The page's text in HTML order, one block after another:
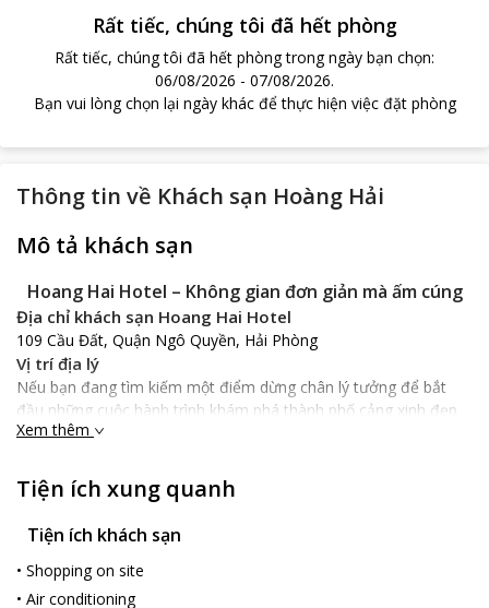
Rất tiếc, chúng tôi đã hết phòng
Rất tiếc, chúng tôi đã hết phòng trong ngày bạn chọn:
06/08/2026 - 07/08/2026.
Bạn vui lòng chọn lại ngày khác để thực hiện việc đặt phòng
Thông tin về Khách sạn Hoàng Hải
Mô tả khách sạn
Hoang Hai Hotel – Không gian đơn giản mà ấm cúng
Địa chỉ khách sạn Hoang Hai Hotel
109 Cầu Đất, Quận Ngô Quyền, Hải Phòng
Vị trí địa lý
Nếu bạn đang tìm kiếm một điểm dừng chân lý tưởng để bắt
đầu những cuộc hành trình khám phá thành phố cảng xinh đẹp
Hải Phòng thì
gần các trung tâm thương mại lớn, các nhà hàng nổi tiếng.
Không chỉ có vậy, khách sạn rất thuận tiện đường giao thông khi
cách chợ Ga sầm uất khoảng 500m, nhà hát lớn Hải Phòng
600m, sân bay Cát Bi khoảng 6km và bãi biển Đồ Sơn 20km.
Đặc điểm khách sạn
Đến vớiHoang Hai Hotel
Xem thêm
Tiện ích xung quanh
Tiện ích khách sạn
• Shopping on site
• Air conditioning